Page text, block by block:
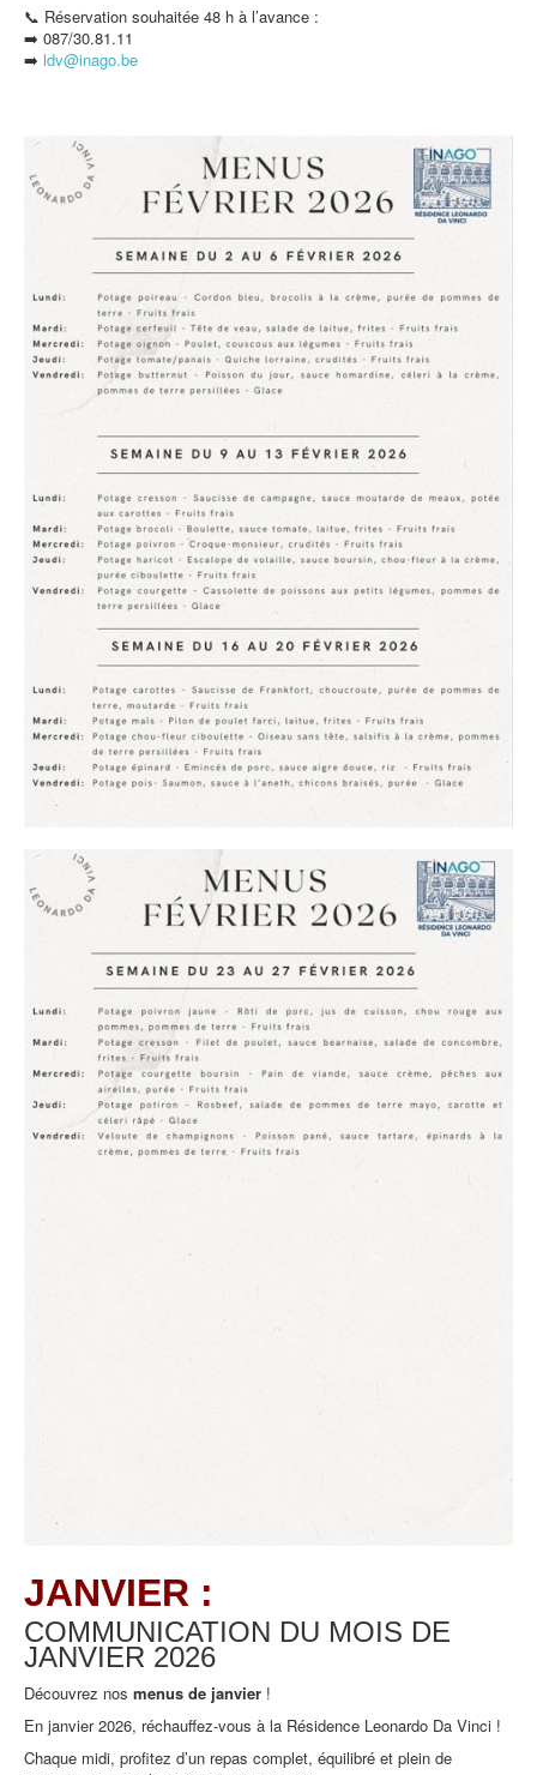
📞 Réservation souhaitée 48 h à l’avance :
➡️ 087/30.81.11
➡️ ldv@inago.be
JANVIER :
COMMUNICATION DU MOIS DE
JANVIER 2026
Découvrez nos menus de janvier !
En janvier 2026, réchauffez-vous à la Résidence Leonardo Da Vinci !
Chaque midi, profitez d’un repas complet, équilibré et plein de